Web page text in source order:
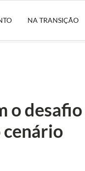
NA TRANSIÇÃO
o